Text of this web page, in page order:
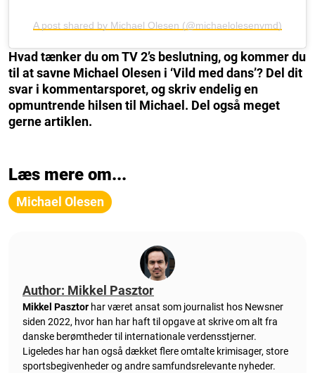
A post shared by Michael Olesen (@michaelolesenvmd)
Hvad tænker du om TV 2’s beslutning, og kommer du
til at savne Michael Olesen i ‘Vild med dans’? Del dit
svar i kommentarsporet, og skriv endelig en
opmuntrende hilsen til Michael. Del også meget
gerne artiklen.
Læs mere om...
Michael Olesen
Author: Mikkel Pasztor
Mikkel Pasztor har været ansat som journalist hos Newsner
siden 2022, hvor han har haft til opgave at skrive om alt fra
danske berømtheder til internationale verdensstjerner.
Ligeledes har han også dækket flere omtalte krimisager, store
sportsbegivenheder og andre samfundsrelevante nyheder.